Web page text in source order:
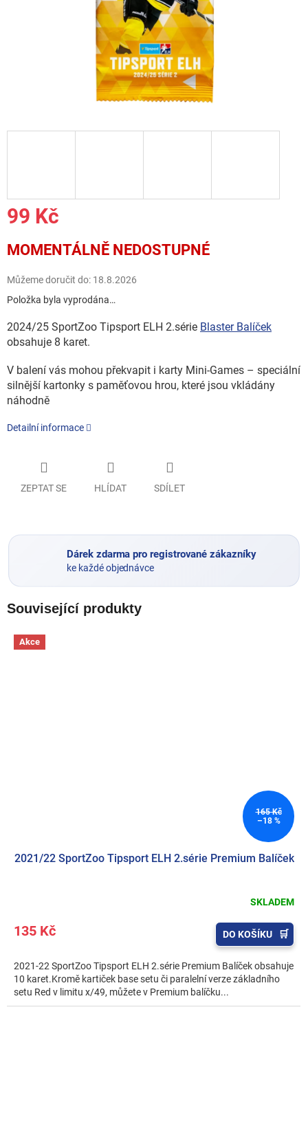
99 Kč
cena:
MOMENTÁLNĚ NEDOSTUPNÉ
Můžeme doručit do: 18.8.2026
Položka byla vyprodána…
2024/25 SportZoo Tipsport ELH 2.série Blaster Balíček
obsahuje 8 karet.
V balení vás mohou překvapit i karty Mini-Games – speciální
silnější kartonky s paměťovou hrou, které jsou vkládány
náhodně
Detailní informace
ZEPTAT SE HLÍDAT SDÍLET
Dárek zdarma pro registrované zákazníky
ke každé objednávce
Související produkty
Akce
165 Kč
–18 %
2021/22 SportZoo Tipsport ELH 2.série Premium Balíček
SKLADEM
135 Kč DO KOŠÍKU
2021-22 SportZoo Tipsport ELH 2.série Premium Balíček obsahuje
10 karet.Kromě kartiček base setu či paralelní verze základního
setu Red v limitu x/49, můžete v Premium balíčku...